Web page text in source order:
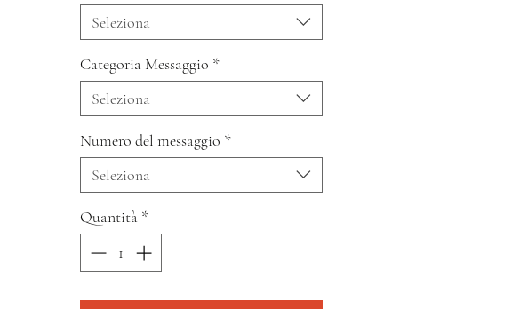
Seleziona
Categoria Messaggio *
Seleziona
Numero del messaggio *
Seleziona
Quantità *